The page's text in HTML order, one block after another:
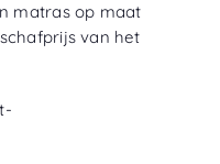
matras op maat
van het